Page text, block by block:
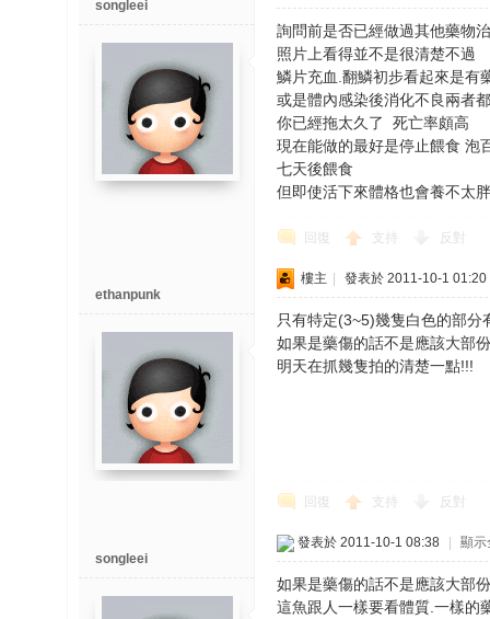
songleei
詢問前是否已經做過其他藥物
照片上看得並不是很清楚不過
鱗片充血.翻鱗初步看起來是有
或是體內感染後消化不良兩者
你已經拖太久了 死亡率頗高
現在能做的最好是停止餵食
七天後餵食
但即使活下來體格也會養不太胖
回復 支持 反對
ethanpunk
樓主 發表於 2011-10-1 01:20
只有特定(3~5)幾隻白色的部
如果是藥傷的話不是應該大部
明天在抓幾隻拍的清楚一點!!!
回復 支持 反對
songleei
發表於 2011-10-1 08:38 顯示
如果是藥傷的話不是應該大部
這魚跟人一樣要看體質.一樣的